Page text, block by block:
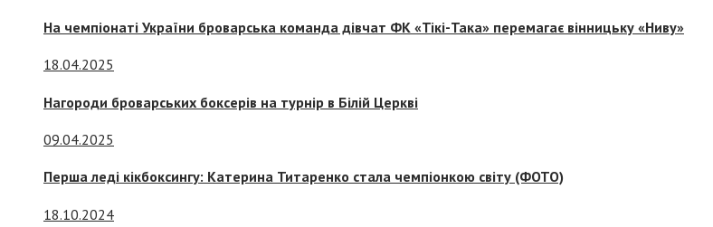
На чемпіонаті України броварська команда дівчат ФК «Тікі-Така» перемагає вінницьку «Ниву»
18.04.2025
Нагороди броварських боксерів на турнір в Білій Церкві
09.04.2025
Перша леді кікбоксингу: Катерина Титаренко стала чемпіонкою світу (ФОТО)
18.10.2024